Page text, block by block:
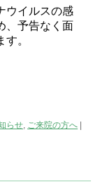
ウイルスの感
、予告なく面
。
らせ ご来院の方へ |